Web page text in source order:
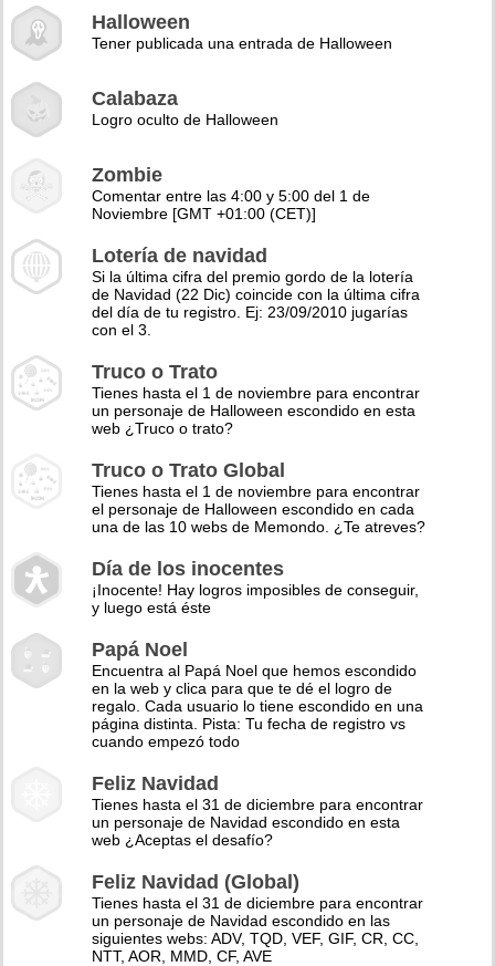
Halloween
Tener publicada una entrada de Halloween
Calabaza
Logro oculto de Halloween
Zombie
Comentar entre las 4:00 y 5:00 del 1 de
Noviembre [GMT +01:00 (CET)]
Lotería de navidad
Si la última cifra del premio gordo de la lotería
de Navidad (22 Dic) coincide con la última cifra
del día de tu registro. Ej: 23/09/2010 jugarías
con el 3.
Truco o Trato
Tienes hasta el 1 de noviembre para encontrar
un personaje de Halloween escondido en esta
web ¿Truco o trato?
Truco o Trato Global
Tienes hasta el 1 de noviembre para encontrar
el personaje de Halloween escondido en cada
una de las 10 webs de Memondo. ¿Te atreves?
Día de los inocentes
¡Inocente! Hay logros imposibles de conseguir,
y luego está éste
Papá Noel
Encuentra al Papá Noel que hemos escondido
en la web y clica para que te dé el logro de
regalo. Cada usuario lo tiene escondido en una
página distinta. Pista: Tu fecha de registro vs
cuando empezó todo
Feliz Navidad
Tienes hasta el 31 de diciembre para encontrar
un personaje de Navidad escondido en esta
web ¿Aceptas el desafío?
Feliz Navidad (Global)
Tienes hasta el 31 de diciembre para encontrar
un personaje de Navidad escondido en las
siguientes webs: ADV, TQD, VEF, GIF, CR, CC,
NTT, AOR, MMD, CF, AVE